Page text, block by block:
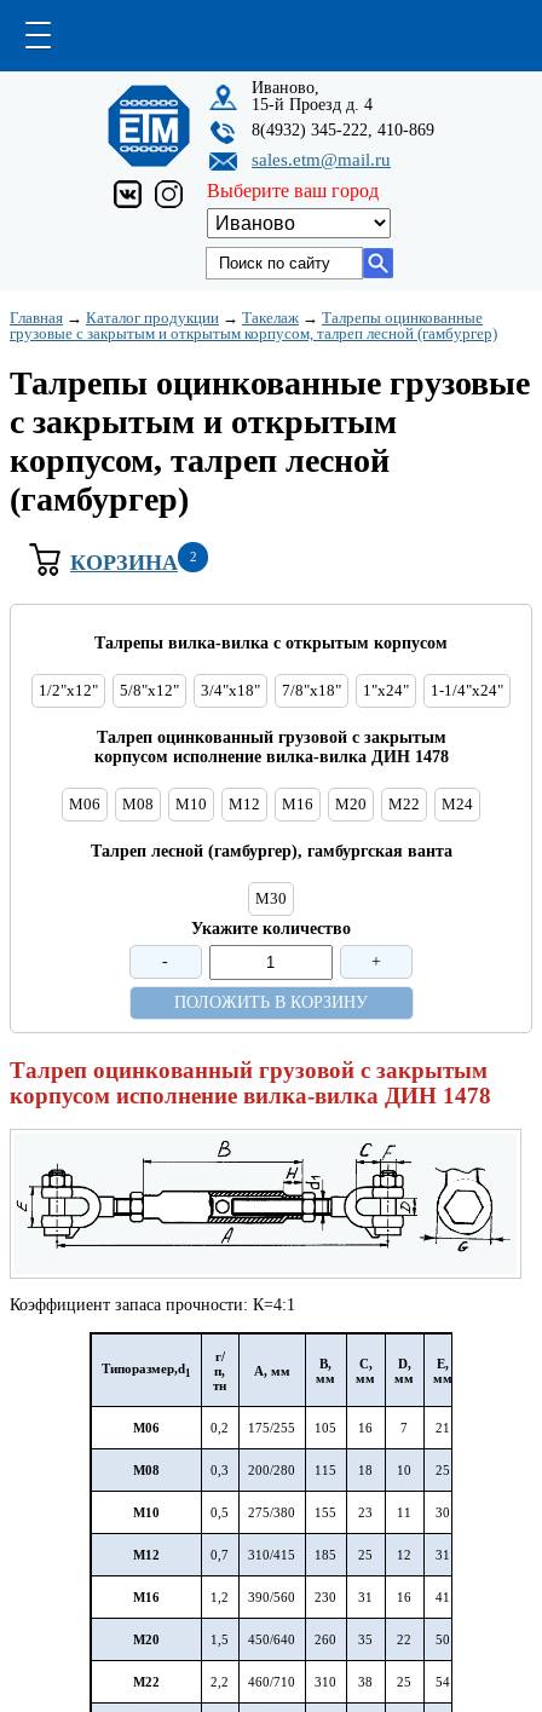
Иваново,
15-й Проезд д. 4
8(4932) 345-222, 410-869
sales.etm@mail.ru
Выберите ваш город
Главная → Каталог продукции → Такелаж → Талрепы оцинкованные
грузовые с закрытым и открытым корпусом, талреп лесной (гамбургер)
Талрепы оцинкованные грузовые
с закрытым и открытым
корпусом, талреп лесной
(гамбургер)
КОРЗИНА 2
Талрепы вилка-вилка с открытым корпусом
1/2"х12" 5/8"х12" 3/4"х18" 7/8"х18" 1"х24" 1-1/4"х24"
Талреп оцинкованный грузовой с закрытым
корпусом исполнение вилка-вилка ДИН 1478
М06 М08 М10 М12 М16 М20 М22 М24
Талреп лесной (гамбургер), гамбургская ванта
М30
Укажите количество
-
+
ПОЛОЖИТЬ В КОРЗИНУ
Талреп оцинкованный грузовой с закрытым
корпусом исполнение вилка-вилка ДИН 1478
Коэффициент запаса прочности: К=4:1
Типоразмер,d1
г/
п,
тн
A, мм B,
мм
C,
мм
D,
мм
E,
мм
М06 0,2 175/255 105 16 7 21
М08 0,3 200/280 115 18 10 25
М10 0,5 275/380 155 23 11 30
М12 0,7 310/415 185 25 12 31
М16 1,2 390/560 230 31 16 41
М20 1,5 450/640 260 35 22 50
М22 2,2 460/710 310 38 25 54